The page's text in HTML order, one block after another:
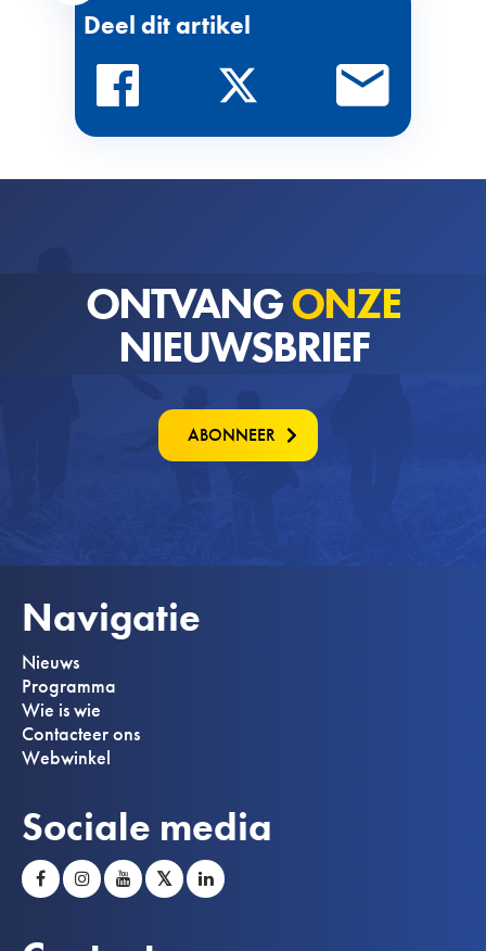
Deel dit artikel
ONTVANGONZE
NIEUWSBRIEF
ABONNEER
Navigatie
Nieuws
Programma
Wie is wie
Contacteer ons
Webwinkel
Sociale media
𝕏